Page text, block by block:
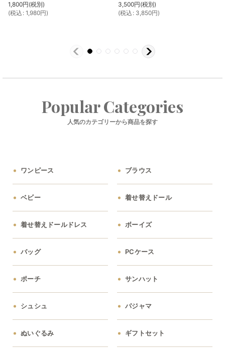
1,800円(税別)
(税込 : 1,980円)
3,500円(税別)
(税込 : 3,850円)
Popular Categories
人気のカテゴリーから商品を探す
ワンピース ブラウス
ベビー 着せ替えドール
着せ替えドールドレス ボーイズ
バッグ PCケース
ポーチ サンハット
シュシュ パジャマ
ぬいぐるみ ギフトセット